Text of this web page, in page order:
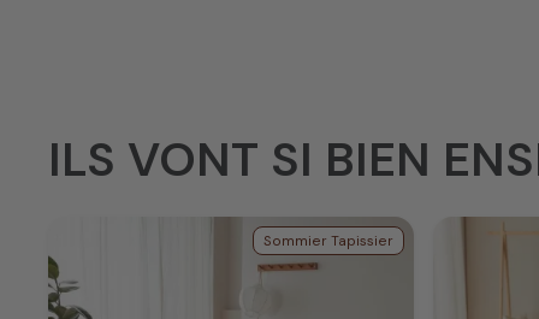
ILS VONT SI BIEN
Sommier Tapissier